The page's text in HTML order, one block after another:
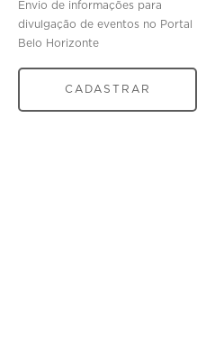
Envio de informações para
divulgação de eventos no Portal
Belo Horizonte
CADASTRAR